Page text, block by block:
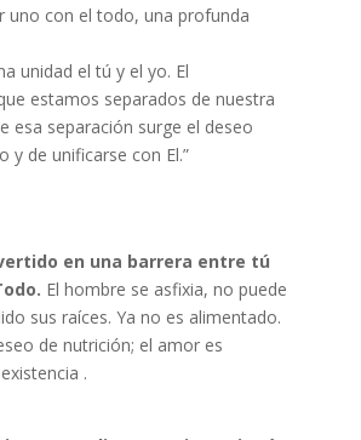
uno con el todo, una profunda
unidad el tú y el yo. El
estamos separados de nuestra
esa separación surge el deseo
y de unificarse con El.”
en una barrera entre tú
El hombre se asfixia, no puede
sus raíces. Ya no es alimentado.
de nutrición; el amor es
.